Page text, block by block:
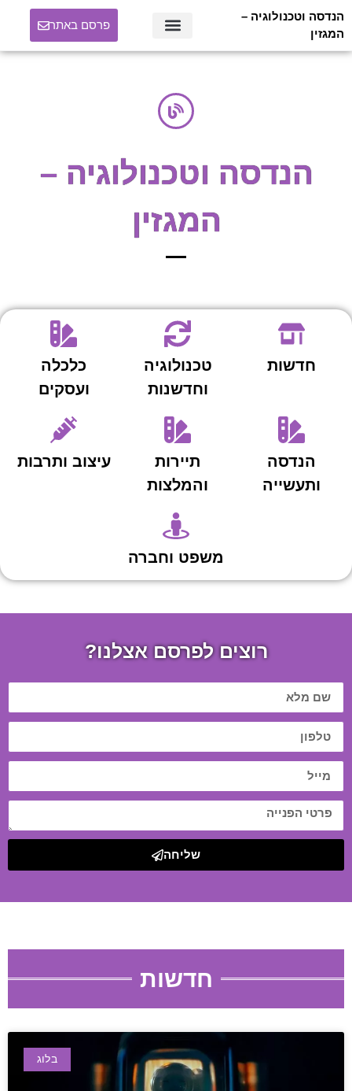
הנדסה וטכנולוגיה –
המגזין
פרסם באתר
הנדסה וטכנולוגיה –
המגזין
חדשות
טכנולוגיה
וחדשנות
כלכלה
ועסקים
הנדסה
ותעשייה
תיירות
והמלצות
עיצוב ותרבות
משפט וחברה
רוצים לפרסם אצלנו?
שליחה
חדשות
בלוג